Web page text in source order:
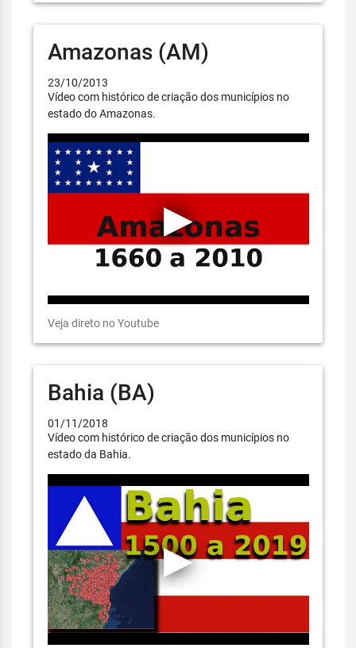
Amazonas (AM)
23/10/2013
Vídeo com histórico de criação dos municípios no
estado do Amazonas.
Veja direto no Youtube
Bahia (BA)
01/11/2018
Vídeo com histórico de criação dos municípios no
estado da Bahia.